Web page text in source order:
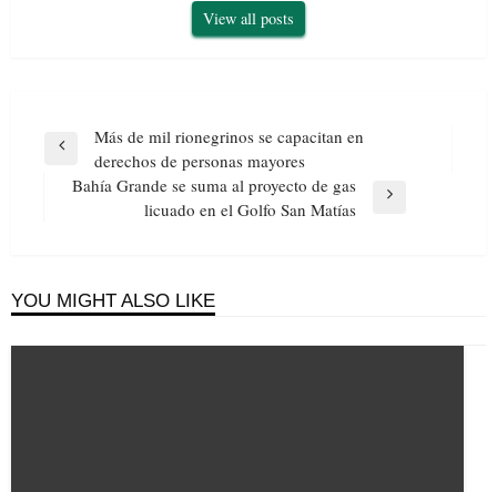
View all posts
Navegación
entradas
Previous
Más de mil rionegrinos se capacitan en
derechos de personas mayores
Bahía Grande se suma al proyecto de gas
licuado en el Golfo San Matías
YOU MIGHT ALSO LIKE